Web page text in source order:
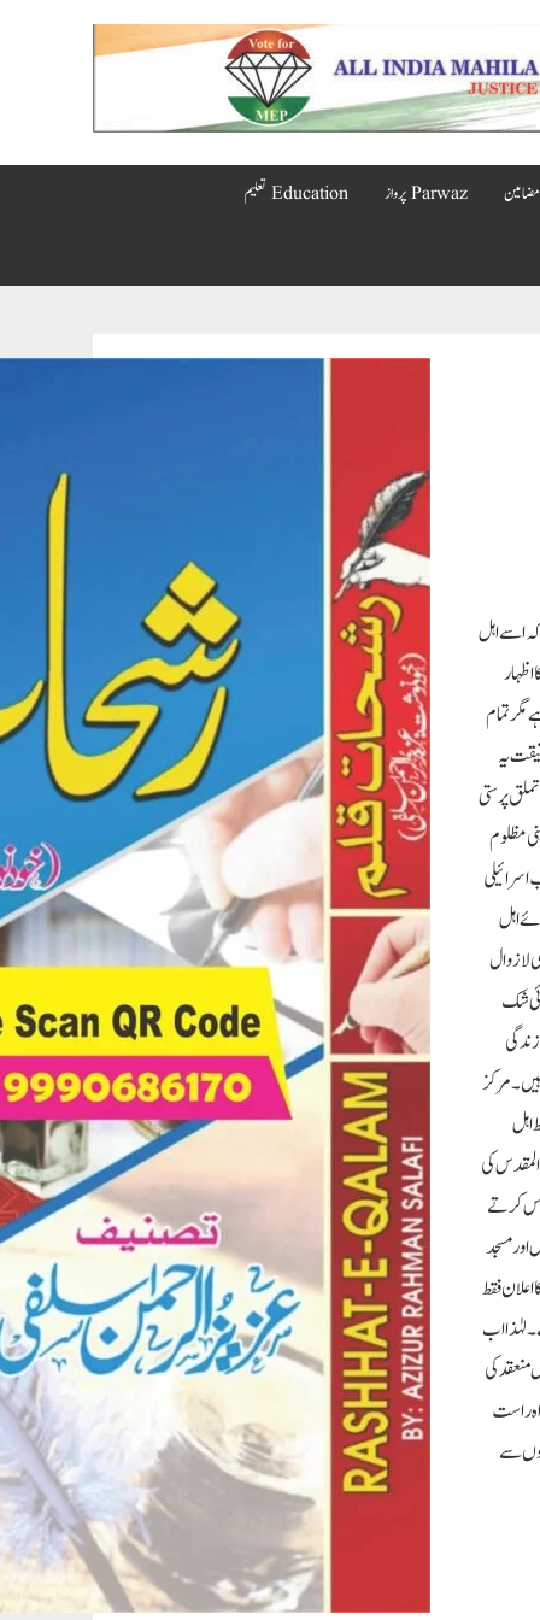
Parwaz پرواز Education تعلیم
اسے اہل
مگر تمام
یہ
پرستی
مظلوم
اہل
لازوال
شک
مرکز
اہل
کی
کرتے
اور مسجد
فقط
لہٰذا اب
القدس کانفرنس منعقد کی
راست
سے